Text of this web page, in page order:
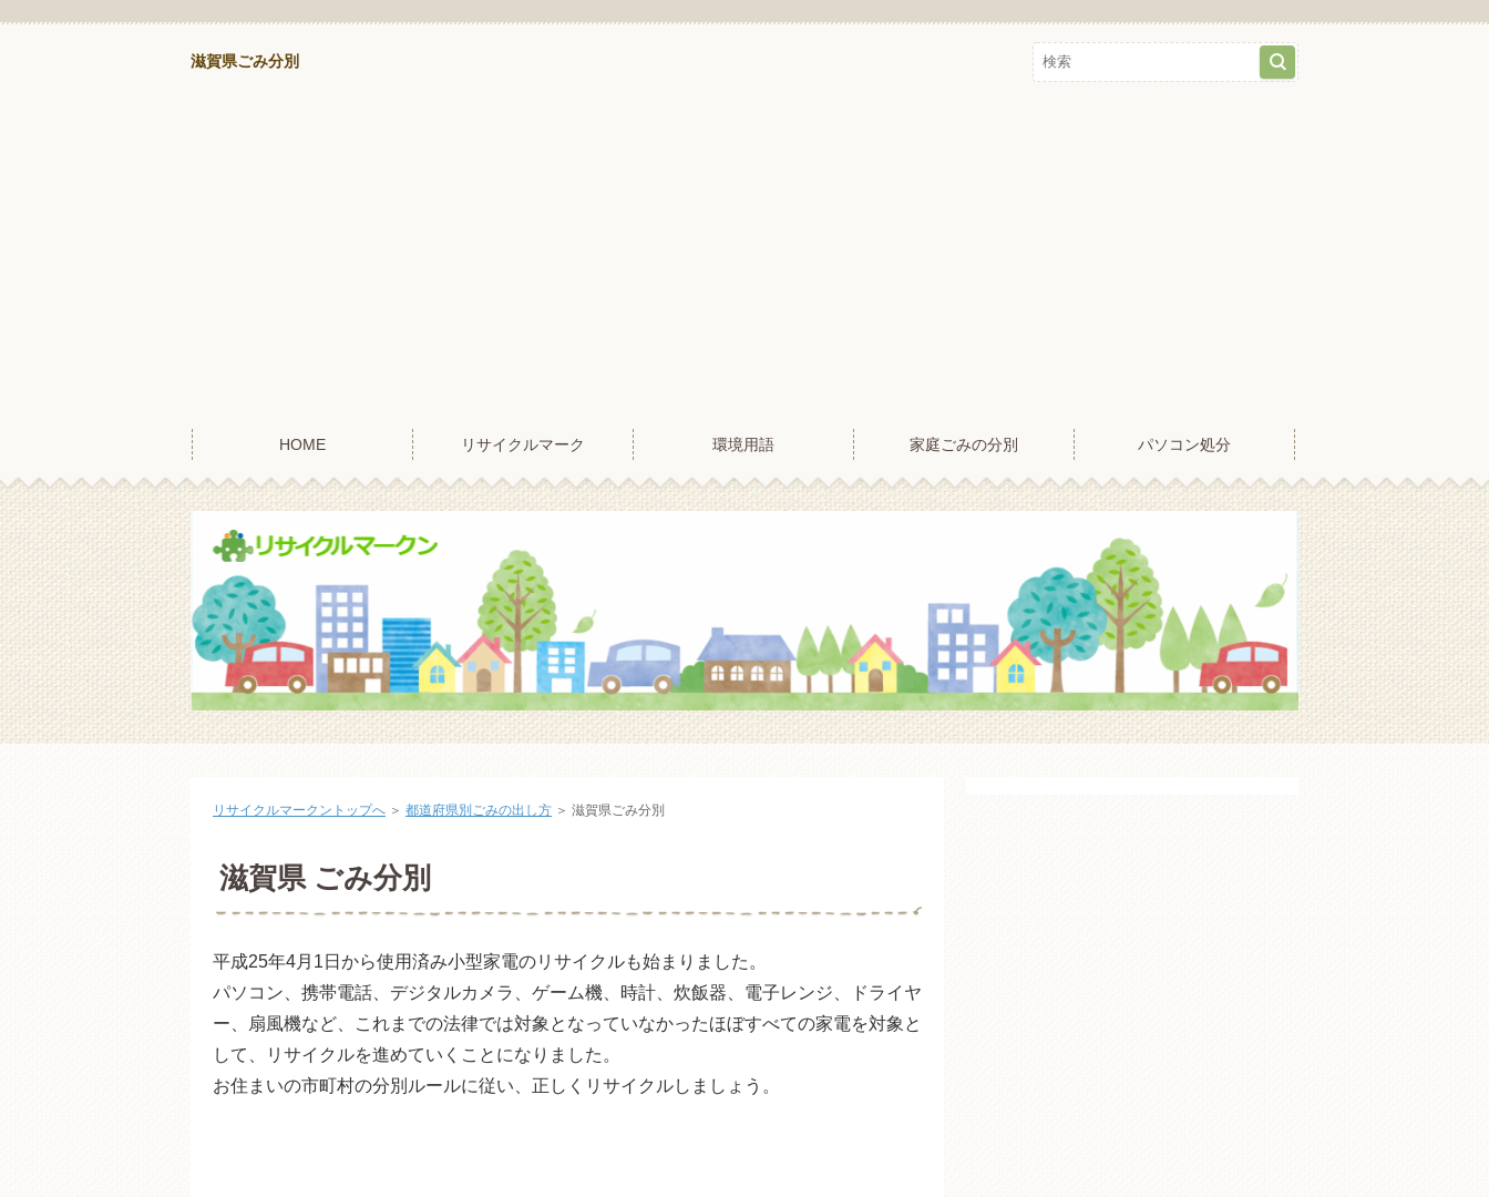
滋賀県ごみ分別
HOME リサイクルマーク 環境用語 家庭ごみの分別 パソコン処分
リサイクルマークントップへ ＞ 都道府県別ごみの出し方 ＞ 滋賀県ごみ分別
滋賀県 ごみ分別
平成25年4月1日から使用済み小型家電のリサイクルも始まりました。
パソコン、携帯電話、デジタルカメラ、ゲーム機、時計、炊飯器、電子レンジ、ドライヤ
ー、扇風機など、これまでの法律では対象となっていなかったほぼすべての家電を対象と
して、リサイクルを進めていくことになりました。
お住まいの市町村の分別ルールに従い、正しくリサイクルしましょう。